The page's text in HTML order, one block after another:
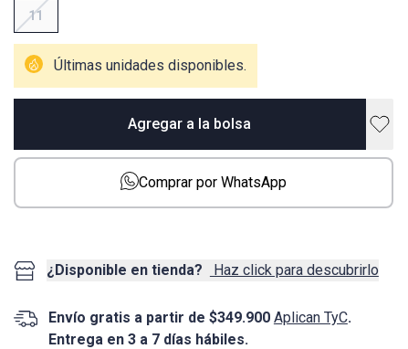
11
Últimas unidades disponibles.
Agregar a la bolsa
Comprar por WhatsApp
¿Disponible en tienda? Haz click para descubrirlo
Envío gratis a partir de $349.900 Aplican TyC.
Entrega en 3 a 7 días hábiles.